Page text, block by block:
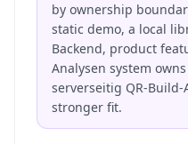
by ownership
static demo, a local
Backend, product
Analysen system
serverseitig QR-
stronger fit.